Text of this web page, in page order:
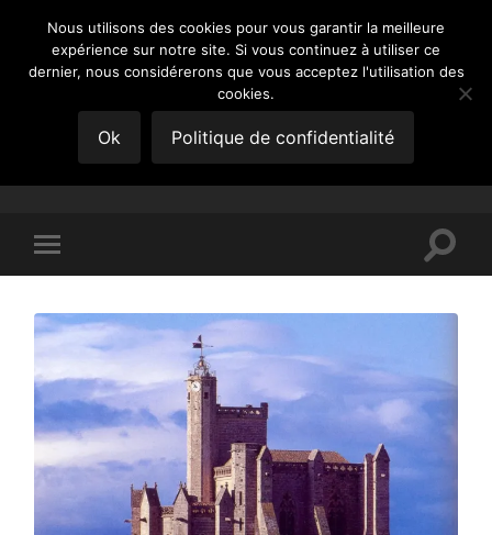
GÉNÉATOM
Chronique d'un jeune
généalogiste
Toggle
mobile
Toggle
Nous utilisons des cookies pour vous garantir la meilleure
expérience sur notre site. Si vous continuez à utiliser ce
dernier, nous considérerons que vous acceptez l'utilisation des
cookies.
Ok Politique de confidentialité